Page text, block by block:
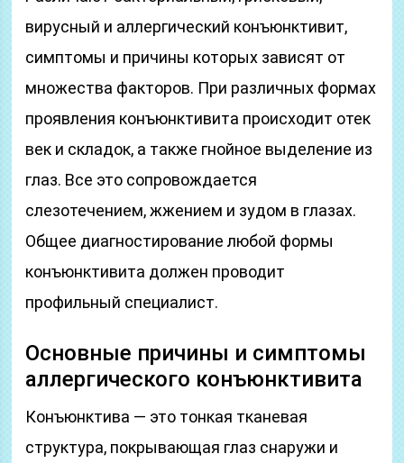
вирусный и аллергический конъюнктивит,
симптомы и причины которых зависят от
множества факторов. При различных формах
проявления конъюнктивита происходит отек
век и складок, а также гнойное выделение из
глаз. Все это сопровождается
слезотечением, жжением и зудом в глазах.
Общее диагностирование любой формы
конъюнктивита должен проводит
профильный специалист.
Основные причины и симптомы
аллергического конъюнктивита
Конъюнктива — это тонкая тканевая
структура, покрывающая глаз снаружи и